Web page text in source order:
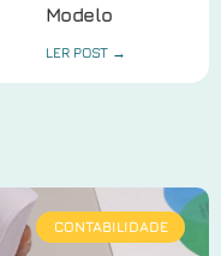
Modelo
LER POST →
CONTABILIDADE